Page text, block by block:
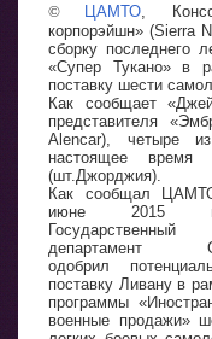
© ЦАМТО ,
корпорэйшн» (Sierra
сборку последнего
«Супер Тукано» в
поставку шести
Как сообщает
представителя
Alencar), четыре
настоящее время
(шт.Джорджия).
Как сообщал
июне 2015
Государственный
департамент
одобрил
поставку Ливану в
программы
военные продажи»